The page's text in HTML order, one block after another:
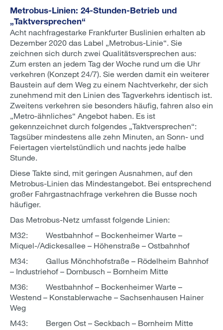
Metrobus-Linien: 24-Stunden-Betrieb und
„Taktversprechen“
Acht nachfragestarke Frankfurter Buslinien erhalten ab
Dezember 2020 das Label „Metrobus-Linie“. Sie
zeichnen sich durch zwei Qualitätsversprechen aus:
Zum ersten an jedem Tag der Woche rund um die Uhr
verkehren (Konzept 24/7). Sie werden damit ein weiterer
Baustein auf dem Weg zu einem Nachtverkehr, der sich
zunehmend mit den Linien des Tagverkehrs identisch ist.
Zweitens verkehren sie besonders häufig, fahren also ein
„Metro-ähnliches“ Angebot haben. Es ist
gekennzeichnet durch folgendes „Taktversprechen“:
Tagsüber mindestens alle zehn Minuten, an Sonn- und
Feiertagen viertelstündlich und nachts jede halbe
Stunde.
Diese Takte sind, mit geringen Ausnahmen, auf den
Metrobus-Linien das Mindestangebot. Bei entsprechend
großer Fahrgastnachfrage verkehren die Busse noch
häufiger.
Das Metrobus-Netz umfasst folgende Linien:
M32: Westbahnhof – Bockenheimer Warte –
Miquel-/Adickesallee – Höhenstraße – Ostbahnhof
M34: Gallus Mönchhofstraße – Rödelheim Bahnhof
– Industriehof – Dornbusch – Bornheim Mitte
M36: Westbahnhof – Bockenheimer Warte –
Westend – Konstablerwache – Sachsenhausen Hainer
Weg
M43: Bergen Ost – Seckbach – Bornheim Mitte